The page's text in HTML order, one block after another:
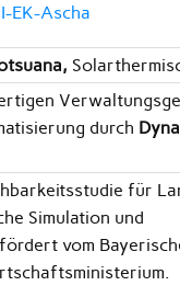
durch
für
Simulation und
vom